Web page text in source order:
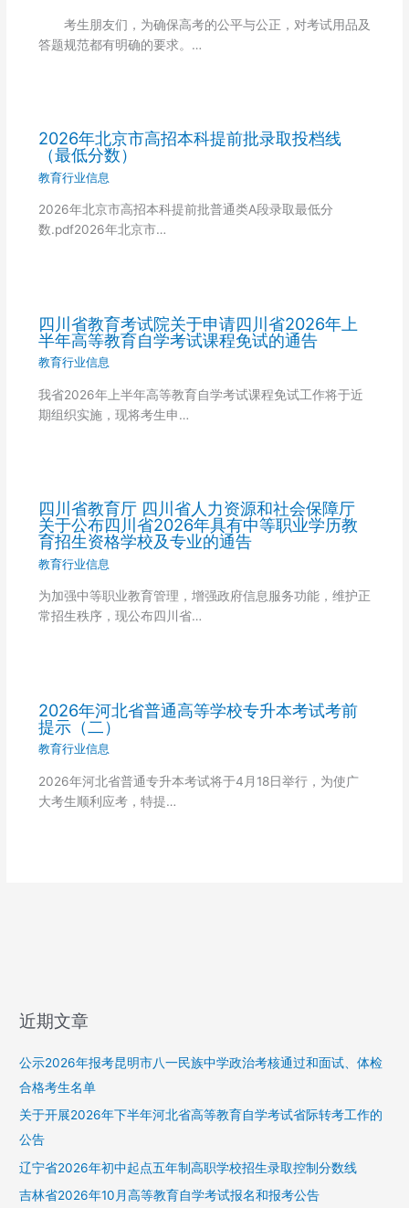
考生朋友们，为确保高考的公平与公正，对考试用品及
答题规范都有明确的要求。…
2026年北京市高招本科提前批录取投档线
（最低分数）
教育行业信息
2026年北京市高招本科提前批普通类A段录取最低分
数.pdf2026年北京市…
四川省教育考试院关于申请四川省2026年上
半年高等教育自学考试课程免试的通告
教育行业信息
我省2026年上半年高等教育自学考试课程免试工作将于近
期组织实施，现将考生申…
四川省教育厅 四川省人力资源和社会保障厅
关于公布四川省2026年具有中等职业学历教
育招生资格学校及专业的通告
教育行业信息
为加强中等职业教育管理，增强政府信息服务功能，维护正
常招生秩序，现公布四川省…
2026年河北省普通高等学校专升本考试考前
提示（二）
教育行业信息
2026年河北省普通专升本考试将于4月18日举行，为使广
大考生顺利应考，特提…
近期文章
公示2026年报考昆明市八一民族中学政治考核通过和面试、体检
合格考生名单
关于开展2026年下半年河北省高等教育自学考试省际转考工作的
公告
辽宁省2026年初中起点五年制高职学校招生录取控制分数线
吉林省2026年10月高等教育自学考试报名和报考公告